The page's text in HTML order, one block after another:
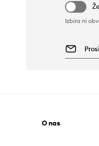
Izbira ni
O nas